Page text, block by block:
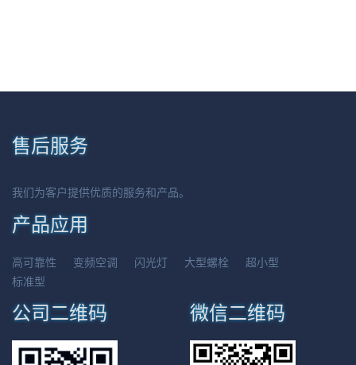
售后服务
我们为客户提供优质的服务和产品。
产品应用
高可靠性 变频空调 闪光灯 大型螺栓
超小型
标准型
公司二维码 微信二维码